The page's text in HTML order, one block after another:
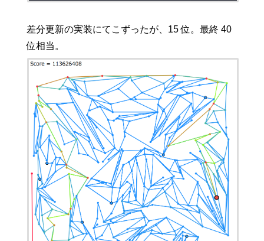
差分更新の実装にてこずったが、15 位。最終 40
位相当。